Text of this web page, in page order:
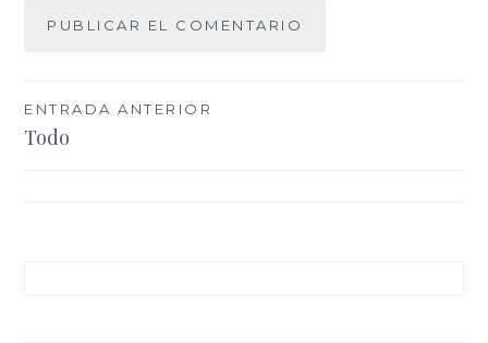
Navegación
de
ENTRADA ANTERIOR
Todo